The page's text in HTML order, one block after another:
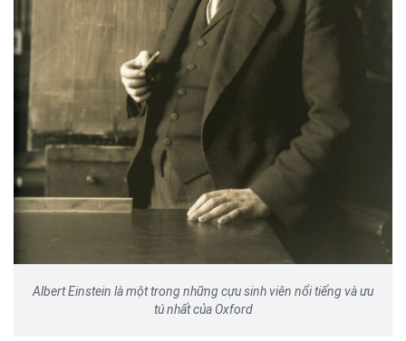
Albert Einstein là một trong những cựu sinh viên nổi tiếng và ưu
tú nhất của Oxford